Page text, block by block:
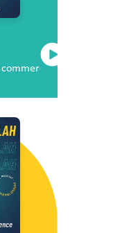
commerciaux de demain